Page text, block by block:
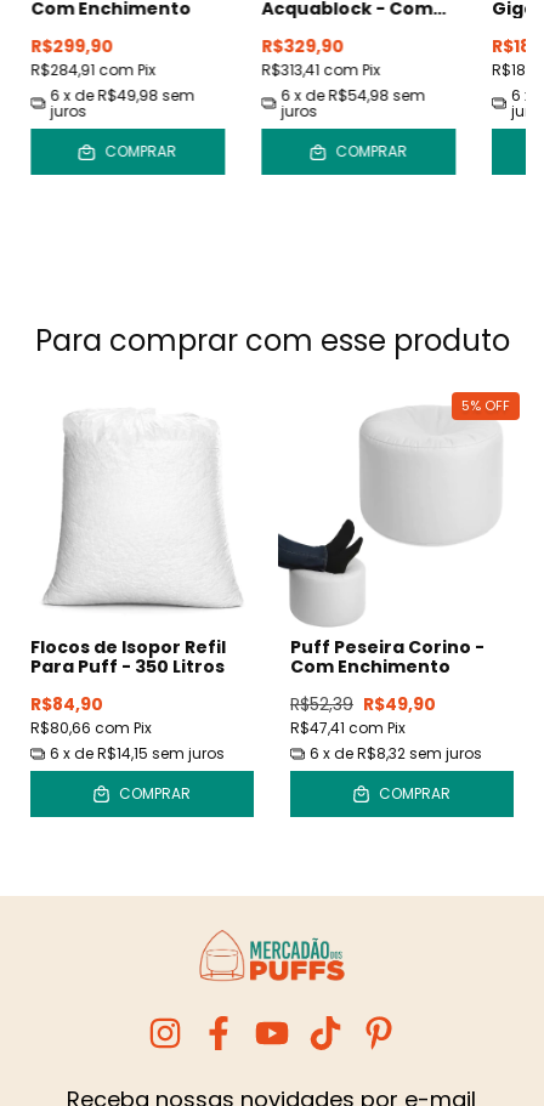
Com Enchimento
R$299,90
R$284,91 com Pix
6x deR$49,98 sem
juros
COMPRAR
Acquablock - Com
R$329,90
R$313,41 com Pix
6x deR$54,98 sem
juros
COMPRAR
6 x
Para comprar com esse produto
Flocos de Isopor Refil
Para Puff - 350 Litros
R$84,90
R$80,66 com Pix
6 x deR$14,15 sem juros
COMPRAR
5% OFF
Puff Peseira Corino -
Com Enchimento
R$52,39 R$49,90
R$47,41 com Pix
6 x deR$8,32sem juros
COMPRAR
Receba nossas novidades por e-mail